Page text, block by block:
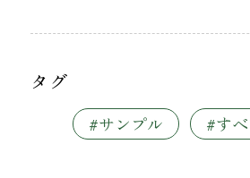
タグ
#サンプル #す